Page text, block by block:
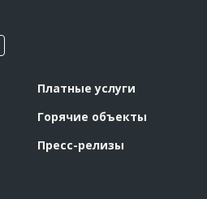
Платные услуги
Горячие объекты
Пресс-релизы